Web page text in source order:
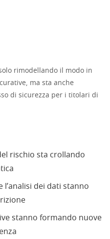
rimodellando il modo in
ma sta anche
di sicurezza per i titolari di
rischio sta crollando
l’analisi dei dati stanno
stanno formando nuove